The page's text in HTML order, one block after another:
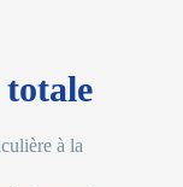
à la